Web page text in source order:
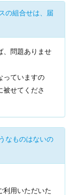
の組合せは、届
、問題ありませ
っていますの
被せてくださ
なものはないの
利用いただいた